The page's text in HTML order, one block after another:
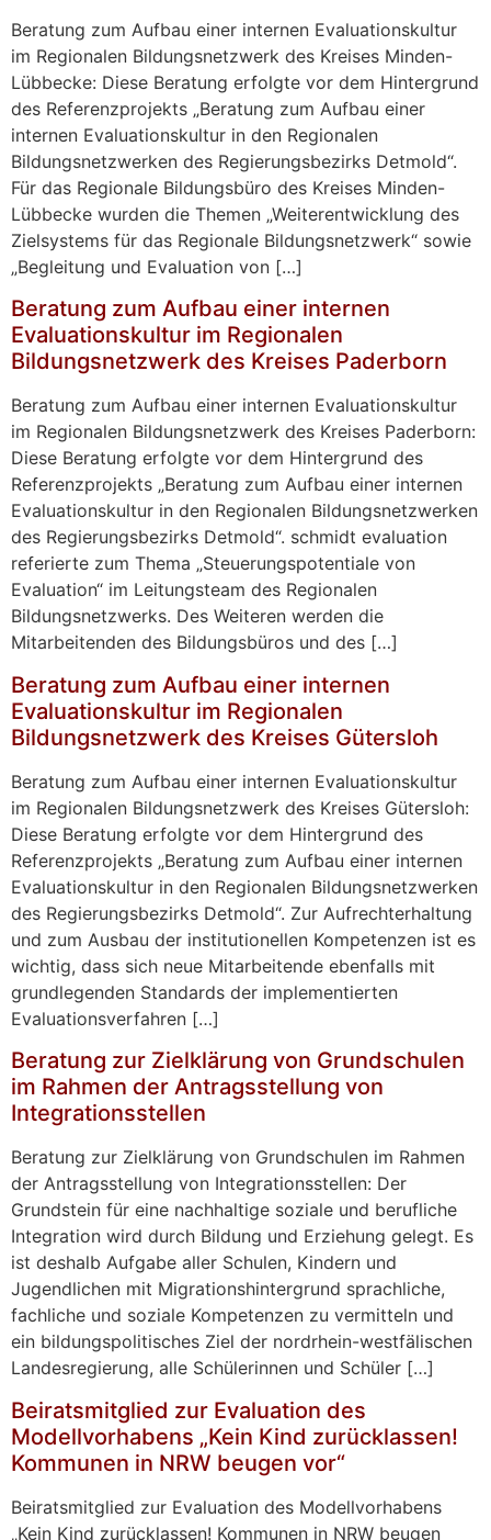
Beratung zum Aufbau einer internen Evaluationskultur
im Regionalen Bildungsnetzwerk des Kreises Minden-
Lübbecke: Diese Beratung erfolgte vor dem Hintergrund
des Referenzprojekts „Beratung zum Aufbau einer
internen Evaluationskultur in den Regionalen
Bildungsnetzwerken des Regierungsbezirks Detmold“.
Für das Regionale Bildungsbüro des Kreises Minden-
Lübbecke wurden die Themen „Weiterentwicklung des
Zielsystems für das Regionale Bildungsnetzwerk“ sowie
„Begleitung und Evaluation von […]
Beratung zum Aufbau einer internen
Evaluationskultur im Regionalen
Bildungsnetzwerk des Kreises Paderborn
Beratung zum Aufbau einer internen Evaluationskultur
im Regionalen Bildungsnetzwerk des Kreises Paderborn:
Diese Beratung erfolgte vor dem Hintergrund des
Referenzprojekts „Beratung zum Aufbau einer internen
Evaluationskultur in den Regionalen Bildungsnetzwerken
des Regierungsbezirks Detmold“. schmidt evaluation
referierte zum Thema „Steuerungspotentiale von
Evaluation“ im Leitungsteam des Regionalen
Bildungsnetzwerks. Des Weiteren werden die
Mitarbeitenden des Bildungsbüros und des […]
Beratung zum Aufbau einer internen
Evaluationskultur im Regionalen
Bildungsnetzwerk des Kreises Gütersloh
Beratung zum Aufbau einer internen Evaluationskultur
im Regionalen Bildungsnetzwerk des Kreises Gütersloh:
Diese Beratung erfolgte vor dem Hintergrund des
Referenzprojekts „Beratung zum Aufbau einer internen
Evaluationskultur in den Regionalen Bildungsnetzwerken
des Regierungsbezirks Detmold“. Zur Aufrechterhaltung
und zum Ausbau der institutionellen Kompetenzen ist es
wichtig, dass sich neue Mitarbeitende ebenfalls mit
grundlegenden Standards der implementierten
Evaluationsverfahren […]
Beratung zur Zielklärung von Grundschulen
im Rahmen der Antragsstellung von
Integrationsstellen
Beratung zur Zielklärung von Grundschulen im Rahmen
der Antragsstellung von Integrationsstellen: Der
Grundstein für eine nachhaltige soziale und berufliche
Integration wird durch Bildung und Erziehung gelegt. Es
ist deshalb Aufgabe aller Schulen, Kindern und
Jugendlichen mit Migrationshintergrund sprachliche,
fachliche und soziale Kompetenzen zu vermitteln und
ein bildungspolitisches Ziel der nordrhein-westfälischen
Landesregierung, alle Schülerinnen und Schüler […]
Beiratsmitglied zur Evaluation des
Modellvorhabens „Kein Kind zurücklassen!
Kommunen in NRW beugen vor“
Beiratsmitglied zur Evaluation des Modellvorhabens
„Kein Kind zurücklassen! Kommunen in NRW beugen